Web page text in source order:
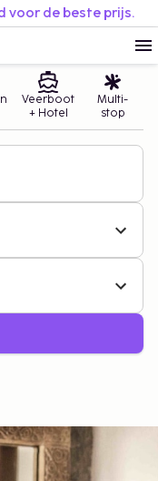
voor de beste prijs.
Veerboot
+ Hotel
Multi-
stop